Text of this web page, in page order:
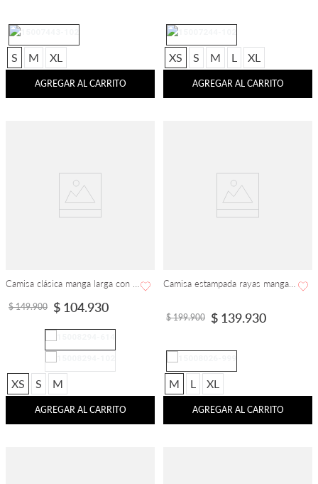
S M XL
AGREGAR AL CARRITO
XS S M L XL
AGREGAR AL CARRITO
$ 149.900 $ 104.930
XS S M
AGREGAR AL CARRITO
$ 199.900 $ 139.930
M L XL
AGREGAR AL CARRITO